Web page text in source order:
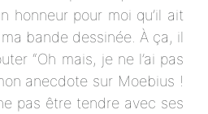
honneur pour moi qu’il ait
bande dessinée. À ça, il
“Oh mais, je ne l’ai pas
anecdote sur Moebius !
pas être tendre avec ses